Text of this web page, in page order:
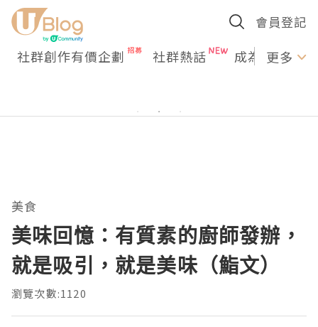
會員登記
社群創作有價企劃 社群熱話 成為U更多
美食
美味回憶：有質素的廚師發辦，
就是吸引，就是美味（鮨文）
瀏覽次數:1120